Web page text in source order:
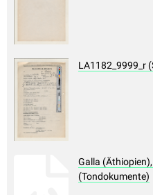
LA1182_9999_r
Galla
(Tondokumente)